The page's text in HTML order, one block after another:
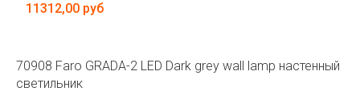
11312,00 руб
70908 Faro GRADA-2 LED Dark grey wall lamp настенный
светильник